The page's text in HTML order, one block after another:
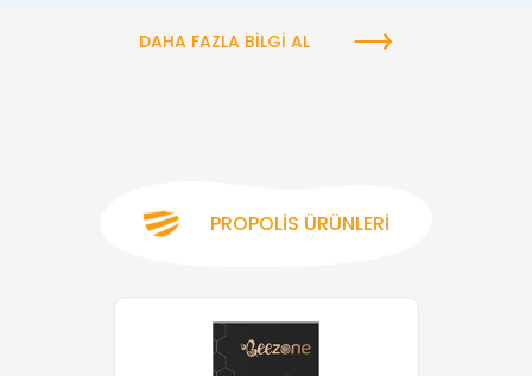
DAHA FAZLA BILGI AL
PROPOLIS ÜRÜNLERI